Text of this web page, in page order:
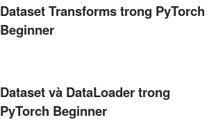
Dataset Transforms trong PyTorch
Beginner
Dataset và DataLoader trong
PyTorch Beginner